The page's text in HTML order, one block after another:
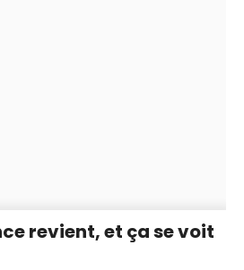
revient, et ça se voit